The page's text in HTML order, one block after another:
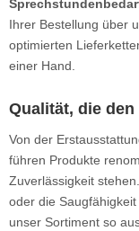
Ihrer Bestellung über
optimierten
einer Hand.
Qualität, die
Von der
führen Produkte
Zuverlässigkeit
oder die
unser Sortiment so